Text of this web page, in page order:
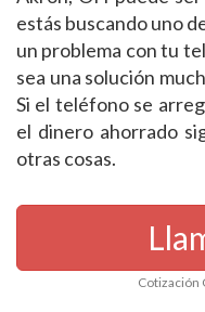
estás buscando uno
un problema con tu
sea una solución
Si el teléfono se
el dinero ahorrado
otras cosas.
Cotización